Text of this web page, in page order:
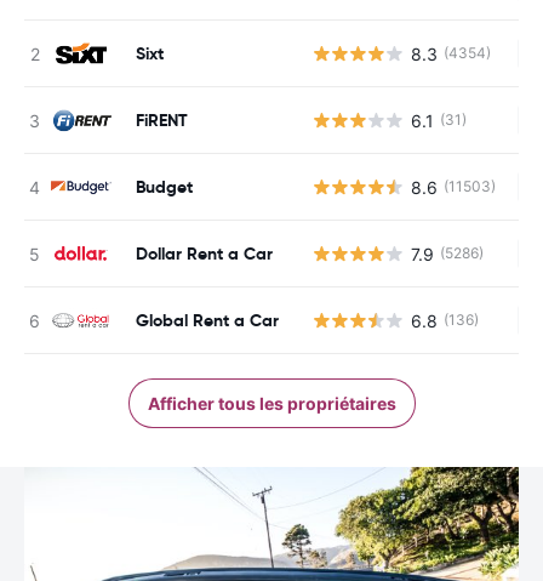
Sixt 8.3 (4354)
FiRENT 6.1 (31)
Budget 8.6 (11503)
Dollar Rent a Car 7.9 (5286)
Global Rent a Car 6.8 (136)
Afficher tous les propriétaires